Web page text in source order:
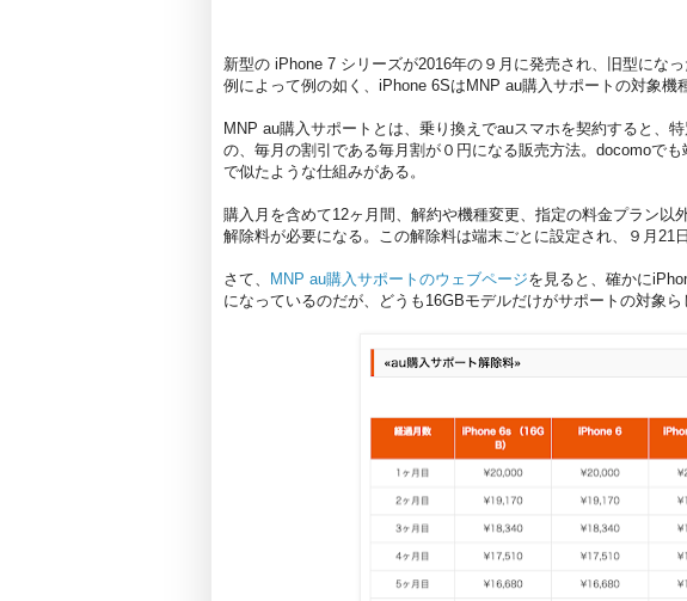
新型の iPhone 7 シリーズが2016年の９月に発売され、旧型にな
例によって例の如く、iPhone 6SはMNP au購入サポートの対象機
MNP au購入サポートとは、乗り換えでauスマホを契約すると、
の、毎月の割引である毎月割が０円になる販売方法。docomoで
で似たような仕組みがある。
購入月を含めて12ヶ月間、解約や機種変更、指定の料金プラン以
解除料が必要になる。この解除料は端末ごとに設定され、９月21
さて、 MNP au購入サポートのウェブページを見ると、確かに
になっているのだが、どうも16GBモデルだけがサポートの対象ら